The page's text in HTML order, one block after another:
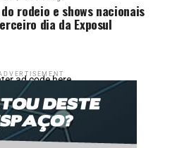
as Mulheres reunidas para
ÀS
CONFERÊNCIA
rodeio e shows nacionais
dia da Exposul
ad code here